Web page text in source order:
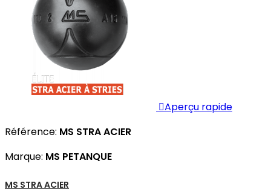
Aperçu rapide
Référence: MS STRA ACIER
Marque: MS PETANQUE
MS STRA ACIER